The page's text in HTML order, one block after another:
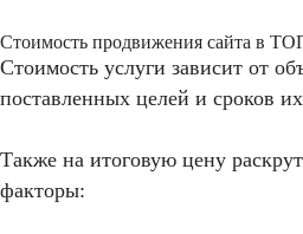
Стоимость продвижения сайта в
Стоимость услуги зависит от
поставленных целей и сроков
Также на итоговую цену
факторы: